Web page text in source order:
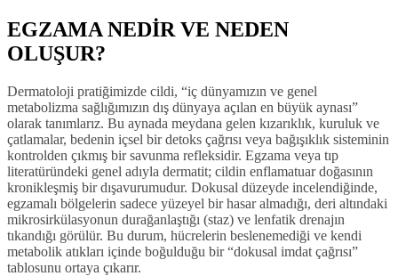
EGZAMA NEDİR VE NEDEN
OLUŞUR?
Dermatoloji pratiğimizde cildi, “iç dünyamızın ve genel
metabolizma sağlığımızın dış dünyaya açılan en büyük aynası”
olarak tanımlarız. Bu aynada meydana gelen kızarıklık, kuruluk ve
çatlamalar, bedenin içsel bir detoks çağrısı veya bağışıklık sisteminin
kontrolden çıkmış bir savunma refleksidir. Egzama veya tıp
literatüründeki genel adıyla dermatit; cildin enflamatuar doğasının
kronikleşmiş bir dışavurumudur. Dokusal düzeyde incelendiğinde,
egzamalı bölgelerin sadece yüzeyel bir hasar almadığı, deri altındaki
mikrosirkülasyonun durağanlaştığı (staz) ve lenfatik drenajın
tıkandığı görülür. Bu durum, hücrelerin beslenemediği ve kendi
metabolik atıkları içinde boğulduğu bir “dokusal imdat çağrısı”
tablosunu ortaya çıkarır.